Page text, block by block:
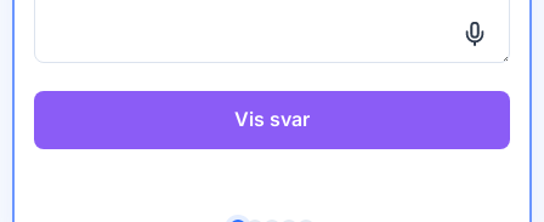
Vis svar